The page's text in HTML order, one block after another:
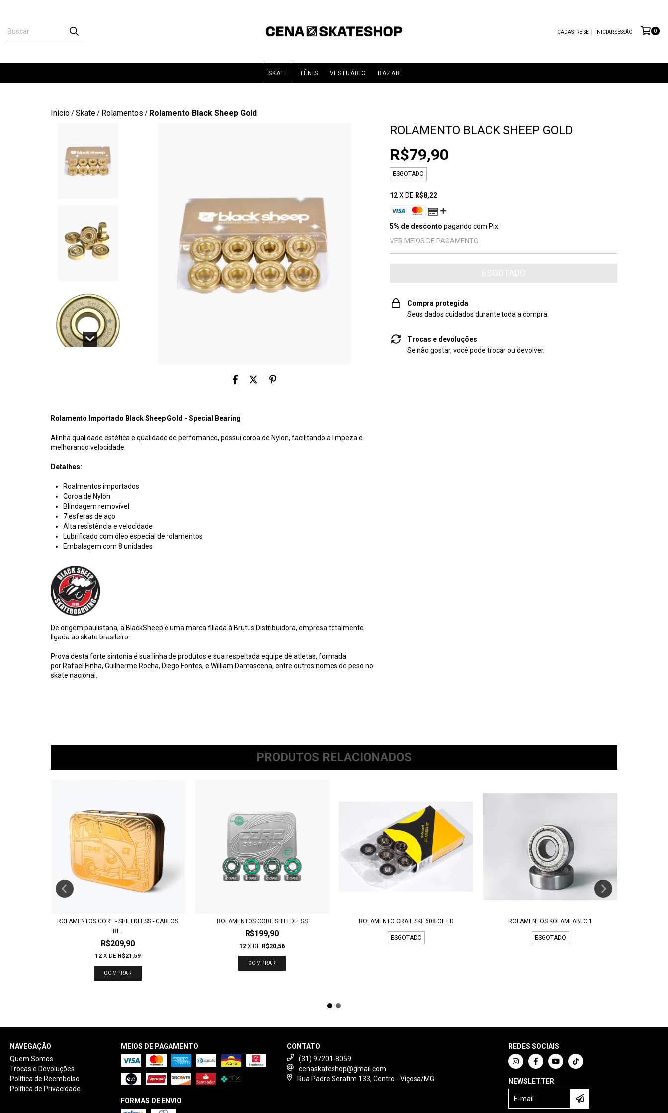
CADASTRE-SE INICIAR SESSÃO 0
SKATE TÊNIS VESTUÁRIO BAZAR
Início/Skate/ Rolamentos / Rolamento Black Sheep Gold
Rolamento Importado Black Sheep Gold - Special Bearing
Alinha qualidade estética e qualidade de perfomance, possui coroa de Nylon, facilitando a limpeza e
melhorando velocidade.
Detalhes:
Roalmentos importados
Coroa de Nylon
Blindagem removível
7 esferas de aço
Alta resistência e velocidade
Lubrificado com óleo especial de rolamentos
Embalagem com 8 unidades
De origem paulistana, a BlackSheep é uma marca filiada à Brutus Distribuidora, empresa totalmente
ligada ao skate brasileiro.
Prova desta forte sintonia é sua linha de produtos e sua respeitada equipe de atletas, formada
por Rafael Finha, Guilherme Rocha, Diego Fontes, e William Damascena, entre outros nomes de peso no
skate nacional.
ROLAMENTO BLACK SHEEP GOLD
R$79,90
ESGOTADO
12X DE R$8,22
5% de desconto pagando com Pix
VER MEIOS DE PAGAMENTO
Compra protegida
Seus dados cuidados durante toda a compra.
Trocas e devoluções
Se não gostar, você pode trocar ou devolver.
PRODUTOS RELACIONADOS
ROLAMENTOS CORE - SHIELDLESS - CARLOS
RI...
R$209,90
12 X DE R$21,59
ROLAMENTOS CORE SHIELDLESS
R$199,90
12 X DE R$20,56
ROLAMENTO CRAIL SKF 608 OILED
ESGOTADO
ROLAMENTOS KOLAMI ABEC 1
ESGOTADO
NAVEGAÇÃO
Quem Somos
Trocas e Devoluções
Política de Reembolso
Política de Privacidade
MEIOS DE PAGAMENTO
FORMAS DE ENVIO
CONTATO
(31) 97201-8059
cenaskateshop@gmail.com
Rua Padre Serafim 133, Centro - Viçosa/MG
REDES SOCIAIS
NEWSLETTER